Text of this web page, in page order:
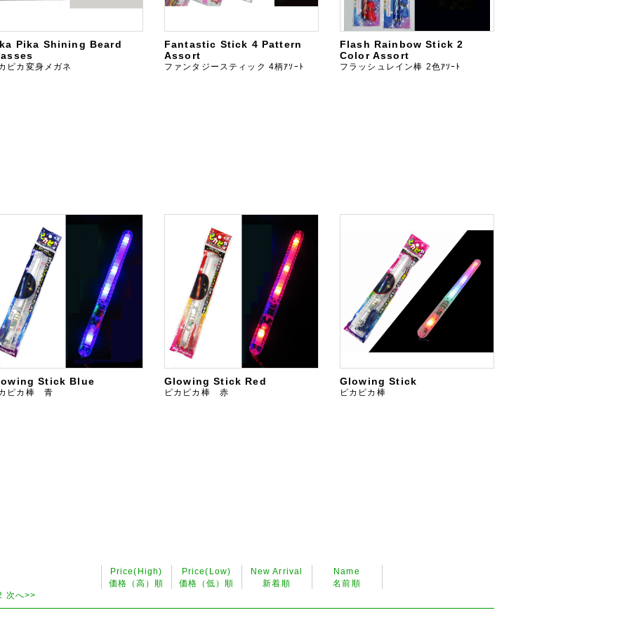
Pika Shining Beard
ピカ変身メガネ
Fantastic Stick 4 Pattern
Assort
ファンタジースティック 4柄ｱｿｰﾄ
Flash Rainbow Stick 2
Color Assort
フラッシュレイン棒 2色ｱｿｰﾄ
Stick Blue
ピカ棒 青
Glowing Stick Red
ピカピカ棒 赤
Glowing Stick
ピカピカ棒
Price(High)
価格（高）順
Price(Low)
価格（低）順
New Arrival
新着順
Name
名前順
次へ>>